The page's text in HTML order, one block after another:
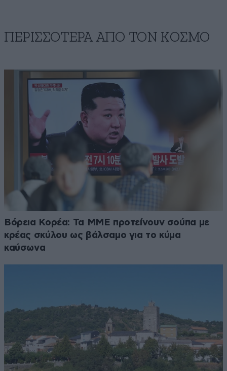
ΠΕΡΙΣΣΟΤΕΡΑ ΑΠΟ ΤΟΝ ΚΟΣΜΟ
Βόρεια Κορέα: Τα ΜΜΕ προτείνουν σούπα με
κρέας σκύλου ως βάλσαμο για το κύμα
καύσωνα